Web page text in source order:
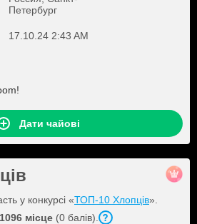
Петербург
17.10.24 2:43 AM
Дати чайові
у конкурсі «ТОП-10 Хлопців».
1096 місце (0 балів).